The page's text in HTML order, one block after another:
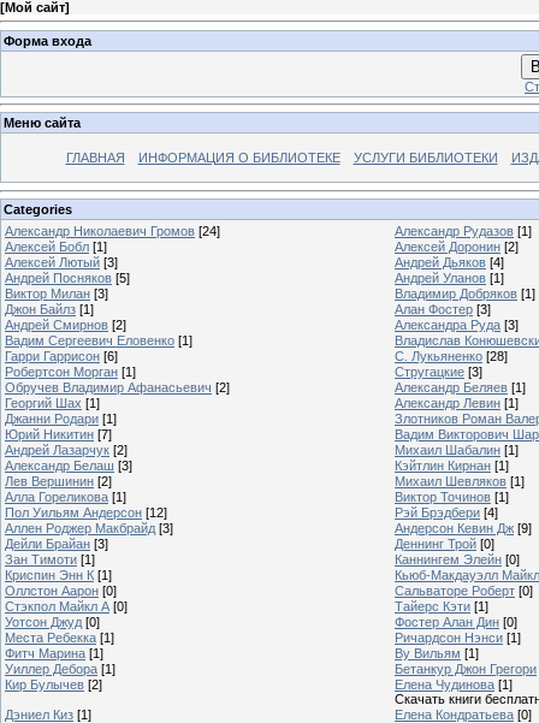
[Мой сайт]
Форма входа
Меню сайта
ГЛАВНАЯ ИНФОРМАЦИЯ О БИБЛИОТЕКЕ УСЛУГИ БИБЛИОТЕКИ
Categories
Александр Николаевич Громов [24] Александр Рудазов [1]
Алексей Бобл [1] Алексей Доронин [2]
Алексей Лютый [3] Андрей Дьяков [4]
Андрей Посняков [5] Андрей Уланов [1]
Виктор Милан [3] Владимир Добряков [1]
Джон Байлз [1] Алан Фостер [3]
Андрей Смирнов [2] Александра Руда [3]
Вадим Сергеевич Еловенко [1]
Владислав
Гарри Гаррисон [6] С. Лукьяненко [28]
Робертсон Морган [1] Стругацкие [3]
Обручев Владимир Афанасьевич [2] Александр Беляев [1]
Георгий Шах [1] Александр Левин [1]
Джанни Родари [1]
Злотников Роман
Юрий Никитин [7]
Вадим Викторович
Андрей Лазарчук [2] Михаил Шабалин [1]
Александр Белаш [3] Кэйтлин Кирнан [1]
Лев Вершинин [2] Михаил Шевляков [1]
Алла Гореликова [1] Виктор Точинов [1]
Пол Уильям Андерсон [12] Рэй Брэдбери [4]
Аллен Роджер Макбрайд [3] Андерсон Кевин Дж [9]
Дейли Брайан [3] Деннинг Трой [0]
Зан Тимоти [1] Каннингем Элейн [0]
Криспин Энн К [1]
Кьюб-Макдауэлл Майкл
Оллстон Аарон [0] Сальваторе Роберт [0]
Стэкпол Майкл А [0] Тайерс Кэти [1]
Уотсон Джуд [0] Фостер Алан Дин [0]
Места Ребекка [1] Ричардсон Нэнси [1]
Фитч Марина [1] Ву Вильям [1]
Уиллер Дебора [1]
Бетанкур Джон Грегори
Кир Булычев [2] Елена Чудинова [1]
Скачать книги
Дэниел Киз [1] Елена Кондратьева [0]